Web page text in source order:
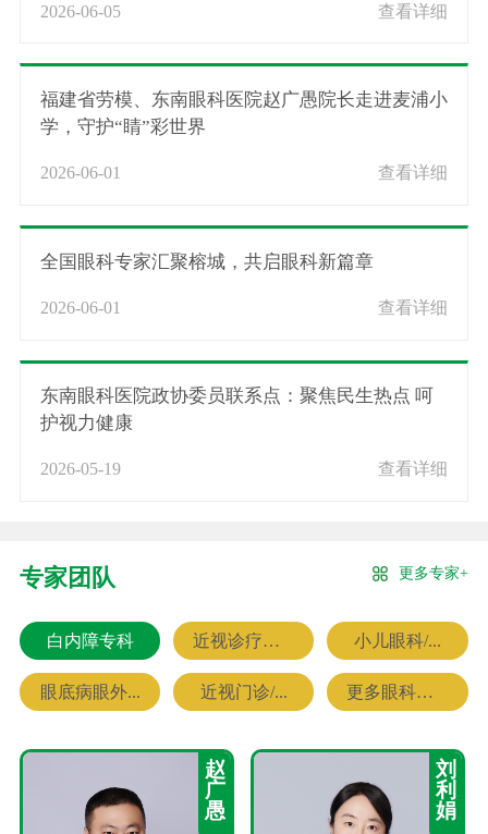
2026-06-05 查看详细
福建省劳模、东南眼科医院赵广愚院长走进麦浦小
学，守护“睛”彩世界
2026-06-01 查看详细
全国眼科专家汇聚榕城，共启眼科新篇章
2026-06-01 查看详细
东南眼科医院政协委员联系点：聚焦民生热点 呵
护视力健康
2026-05-19 查看详细
专家团队 更多专家+
白内障专科 近视诊疗专科 小儿眼科/...
眼底病眼外... 近视门诊/... 更多眼科专家
赵
广
愚
刘
利
娟